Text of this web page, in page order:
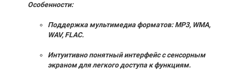
Особенности:
Поддержка мультимедиа форматов: MP3, WMA,
WAV, FLAC.
Интуитивно понятный интерфейс с сенсорным
экраном для легкого доступа к функциям.